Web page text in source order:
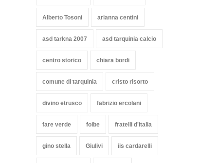
Alberto Tosoni arianna centini
asd tarkna 2007 asd tarquinia calcio
centro storico chiara bordi
comune di tarquinia cristo risorto
divino etrusco fabrizio ercolani
fare verde foibe fratelli d'italia
gino stella Giulivi iis cardarelli